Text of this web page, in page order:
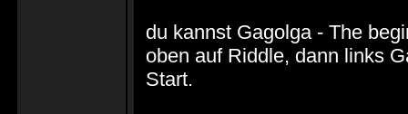
du kannst Gagolga - The
oben auf Riddle, dann links
Start.